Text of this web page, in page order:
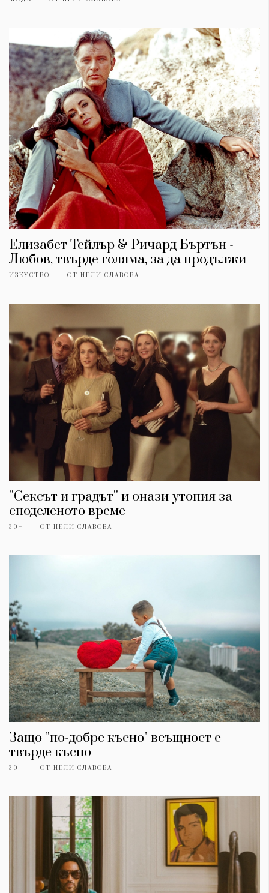
Елизабет Тейлър & Ричард Бъртън -
Любов, твърде голяма, за да продължи
ИЗКУСТВО ОТ НЕЛИ СЛАВОВА
''Сексът и градът'' и онази утопия за
споделеното време
30+ ОТ НЕЛИ СЛАВОВА
Защо ''по-добре късно" всъщност е
твърде късно
30+ ОТ НЕЛИ СЛАВОВА
КАТЕГОРИИ
Wine&Dine
Изкуство